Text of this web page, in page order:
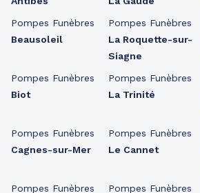
Pompes Funèbres
Beausoleil
Pompes Funèbres
Biot
Pompes Funèbres
Cagnes-sur-Mer
Pompes Funèbres
Pompes Funèbres
La Roquette-sur-
Siagne
Pompes Funèbres
La Trinité
Pompes Funèbres
Le Cannet
Pompes Funèbres